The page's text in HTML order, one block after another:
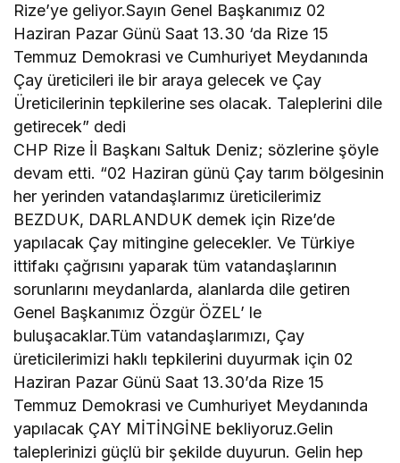
Rize’ye geliyor.Sayın Genel Başkanımız 02
Haziran Pazar Günü Saat 13.30 ‘da Rize 15
Temmuz Demokrasi ve Cumhuriyet Meydanında
Çay üreticileri ile bir araya gelecek ve Çay
Üreticilerinin tepkilerine ses olacak. Taleplerini dile
getirecek” dedi
CHP Rize İl Başkanı Saltuk Deniz; sözlerine şöyle
devam etti. “02 Haziran günü Çay tarım bölgesinin
her yerinden vatandaşlarımız üreticilerimiz
BEZDUK, DARLANDUK demek için Rize’de
yapılacak Çay mitingine gelecekler. Ve Türkiye
ittifakı çağrısını yaparak tüm vatandaşlarının
sorunlarını meydanlarda, alanlarda dile getiren
Genel Başkanımız Özgür ÖZEL’ le
buluşacaklar.Tüm vatandaşlarımızı, Çay
üreticilerimizi haklı tepkilerini duyurmak için 02
Haziran Pazar Günü Saat 13.30’da Rize 15
Temmuz Demokrasi ve Cumhuriyet Meydanında
yapılacak ÇAY MİTİNGİNE bekliyoruz.Gelin
taleplerinizi güçlü bir şekilde duyurun. Gelin hep